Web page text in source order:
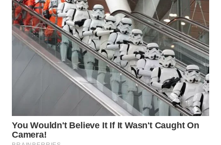
WN
KALBAR
WN
KALTENG
WN
KALSEL